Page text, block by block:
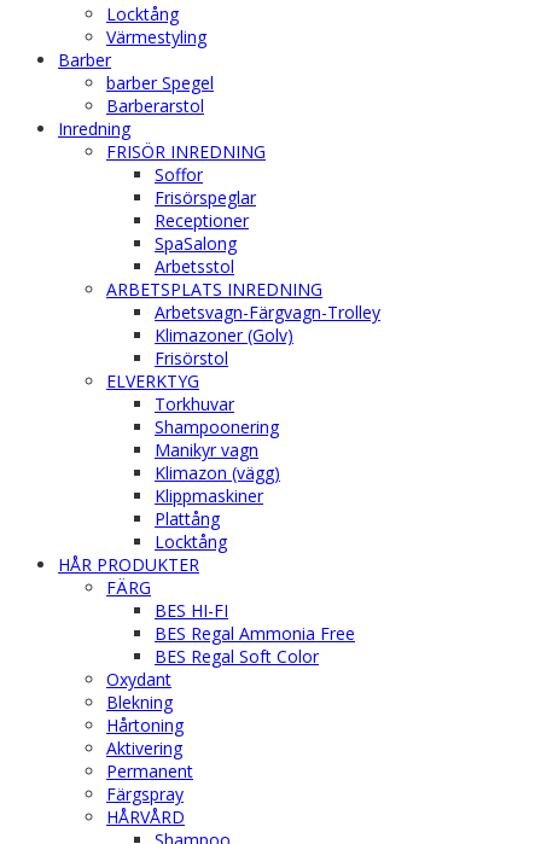
Locktång
Värmestyling
Barber
barber Spegel
Barberarstol
Inredning
FRISÖR INREDNING
Soffor
Frisörspeglar
Receptioner
SpaSalong
Arbetsstol
ARBETSPLATS INREDNING
Arbetsvagn-Färgvagn-Trolley
Klimazoner (Golv)
Frisörstol
ELVERKTYG
Torkhuvar
Shampoonering
Manikyr vagn
Klimazon (vägg)
Klippmaskiner
Plattång
Locktång
HÅR PRODUKTER
FÄRG
BES HI-FI
BES Regal Ammonia Free
BES Regal Soft Color
Oxydant
Blekning
Hårtoning
Aktivering
Permanent
Färgspray
HÅRVÅRD
Shampoo